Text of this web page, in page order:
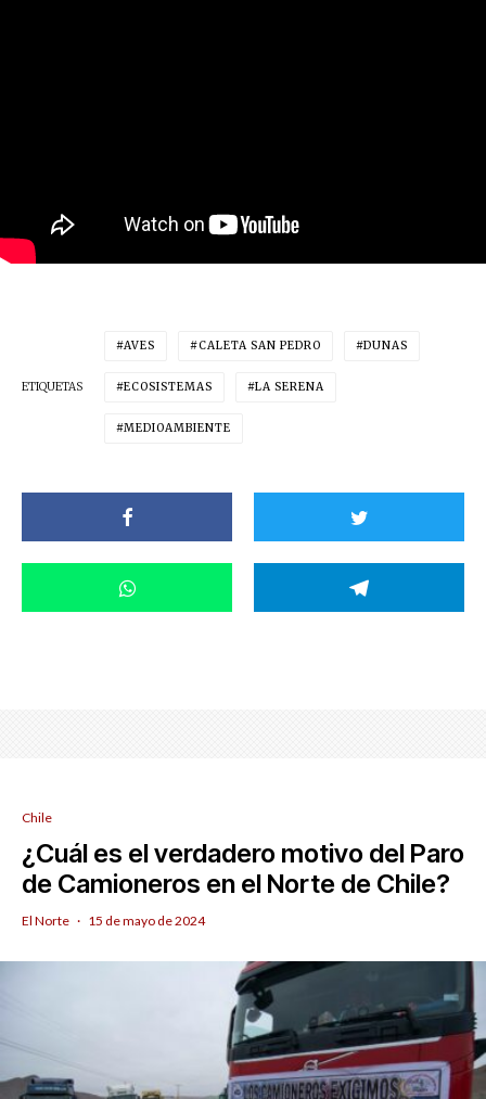
ETIQUETAS
AVES CALETA SAN PEDRO DUNAS
ECOSISTEMAS LA SERENA
MEDIOAMBIENTE
Chile
¿Cuál es el verdadero motivo del Paro
de Camioneros en el Norte de Chile?
El Norte · 15 de mayo de 2024